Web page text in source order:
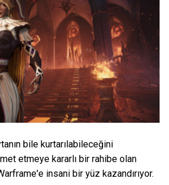
bile kurtarılabileceğini
etmeye kararlı bir rahibe olan
insani bir yüz kazandırıyor.